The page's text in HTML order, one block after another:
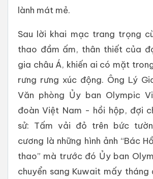
lành mát mẻ.
Sau lời khai mạc trang trọng
thao đầm ấm, thân thiết của
gia châu Á, khiến ai có mặt
rưng rưng xúc động. Ông Lý
Văn phòng Ủy ban Olympic
đoàn Việt Nam - hồi hộp, đợi
sử: Tấm vải đỏ trên bức
cương là những hình ảnh “Bác
thao” mà trước đó Ủy ban
chuyển sang Kuwait mấy tháng